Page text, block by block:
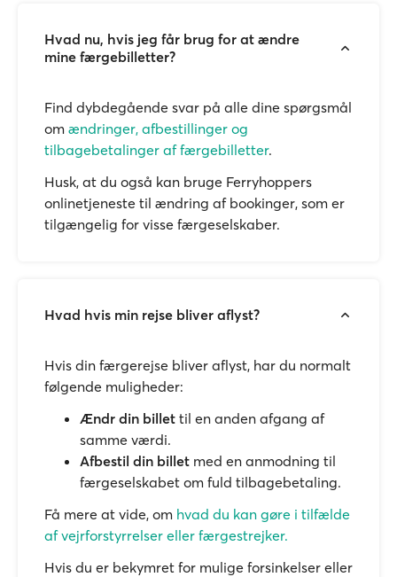
Hvad nu, hvis jeg får brug for at ændre
mine færgebilletter?
Find dybdegående svar på alle dine spørgsmål
om ændringer, afbestillinger og
tilbagebetalinger af færgebilletter.
Husk, at du også kan bruge Ferryhoppers
onlinetjeneste til ændring af bookinger, som er
tilgængelig for visse færgeselskaber.
Hvad hvis min rejse bliver aflyst?
Hvis din færgerejse bliver aflyst, har du normalt
følgende muligheder:
Ændr din billet til en anden afgang af
samme værdi.
Afbestil din billet med en anmodning til
færgeselskabet om fuld tilbagebetaling.
Få mere at vide, om hvad du kan gøre i tilfælde
af vejrforstyrrelser eller færgestrejker.
Hvis du er bekymret for mulige forsinkelser eller